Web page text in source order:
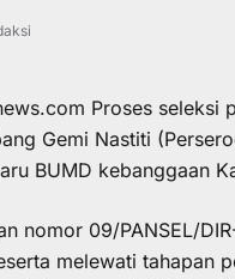
Proses seleksi
Gemi Nastiti
BUMD kebanggaan
nomor 09/PANSEL/
melewati tahapan